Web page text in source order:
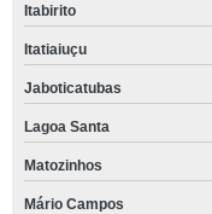
Itabirito
Itatiaiuçu
Jaboticatubas
Lagoa Santa
Matozinhos
Mário Campos